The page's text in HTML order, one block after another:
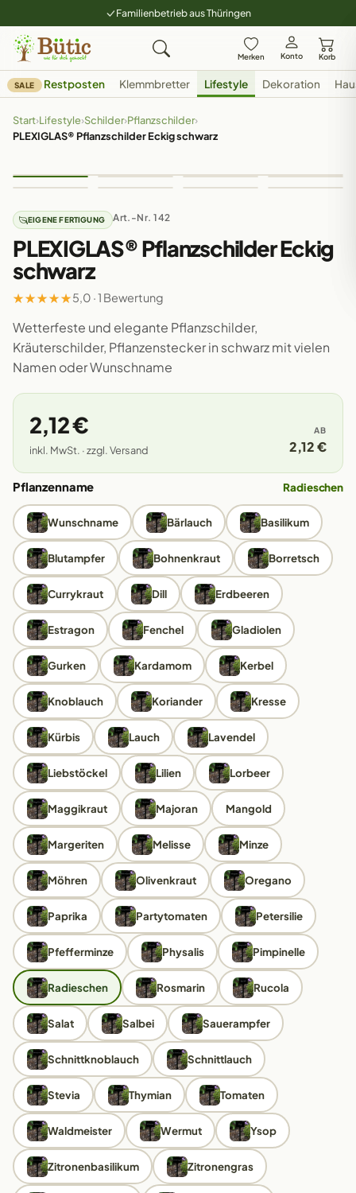
Familienbetrieb aus Thüringen
Merken Konto Korb
SALE Restposten Klemmbretter Lifestyle Dekoration
Start›Lifestyle›Schilder›Pflanzschilder›
PLEXIGLAS® Pflanzschilder Eckig schwarz
EIGENE FERTIGUNG Art.-Nr. 142
PLEXIGLAS® Pflanzschilder Eckig
schwarz
★★★★★5,0 · 1 Bewertung
Wetterfeste und elegante Pflanzschilder,
Kräuterschilder, Pflanzenstecker in schwarz mit vielen
Namen oder Wunschname
2,12 €
inkl. MwSt. · zzgl. Versand
AB
2,12 €
Pflanzenname Radieschen
Wunschname Bärlauch Basilikum
Blutampfer Bohnenkraut Borretsch
Currykraut Dill Erdbeeren
Estragon Fenchel Gladiolen
Gurken Kardamom Kerbel
Knoblauch Koriander Kresse
Kürbis Lauch Lavendel
Liebstöckel Lilien Lorbeer
Maggikraut Majoran Mangold
Margeriten Melisse Minze
Möhren Olivenkraut Oregano
Paprika Partytomaten Petersilie
Pfefferminze Physalis Pimpinelle
Radieschen Rosmarin Rucola
Salat Salbei Sauerampfer
Schnittknoblauch Schnittlauch
Stevia Thymian Tomaten
Waldmeister Wermut Ysop
Zitronenbasilikum Zitronengras